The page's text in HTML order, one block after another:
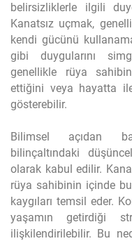
belirsizliklerle ilgili
Kanatsız uçmak,
kendi gücünü
gibi duygularını
genellikle rüya
ettiğini veya hayatta
gösterebilir.
Bilimsel açıdan
bilinçaltındaki
olarak kabul edilir.
rüya sahibinin içinde
kaygıları temsil eder.
yaşamın getirdiği
ilişkilendirilebilir. Bu